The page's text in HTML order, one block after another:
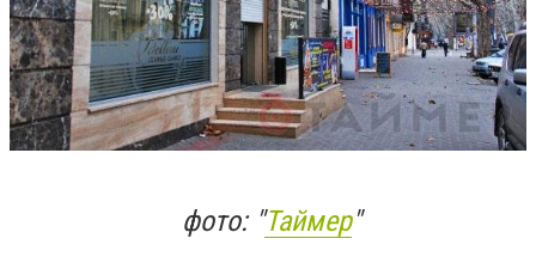
фото: "Таймер"